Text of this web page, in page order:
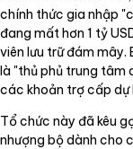
chính thức gia nhập
đang mất hơn 1 tỷ
viên lưu trữ đám
là "thủ phủ trung tâm
các khoản trợ cấp dự
Tổ chức này đã kêu
nhượng bộ dành cho